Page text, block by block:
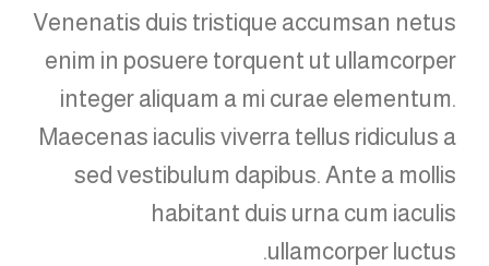
Venenatis duis tristique accumsan netus
enim in posuere torquent ut ullamcorper
integer aliquam a mi curae elementum.
Maecenas iaculis viverra tellus ridiculus a
sed vestibulum dapibus. Ante a mollis
habitant duis urna cum iaculis
ullamcorper luctus.